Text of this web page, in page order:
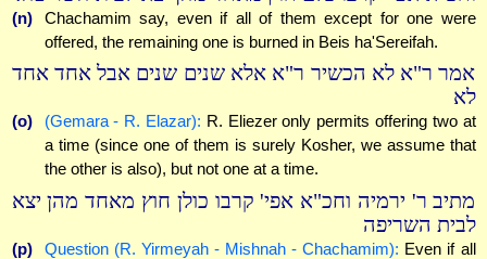
(n)
Chachamim say, even if all of them except for one were
offered, the remaining one is burned in Beis ha'Sereifah.
אמר ר"א לא הכשיר ר"א אלא שנים שנים אבל אחד אחד
לא
(o) (Gemara - R. Elazar): R. Eliezer only permits offering two at
a time (since one of them is surely Kosher, we assume that
the other is also), but not one at a time.
מתיב ר' ירמיה וחכ"א אפי' קרבו כולן חוץ מאחד מהן יצא
לבית השריפה
(p) Question (R. Yirmeyah - Mishnah - Chachamim): Even if all